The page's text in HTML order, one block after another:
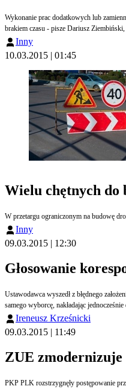
Wykonanie prac dodatkowych lub
brakiem czasu - pisze Dariusz
Inny
10.03.2015 | 01:45
Wielu chętnych do
W przetargu ograniczonym na budowę
Inny
09.03.2015 | 12:30
Głosowanie
Ustawodawca wyszedł z błędnego
samego wyborcę, nakładając
Ireneusz Krześnicki
09.03.2015 | 11:49
ZUE
PKP PLK rozstrzygnęły postępowanie